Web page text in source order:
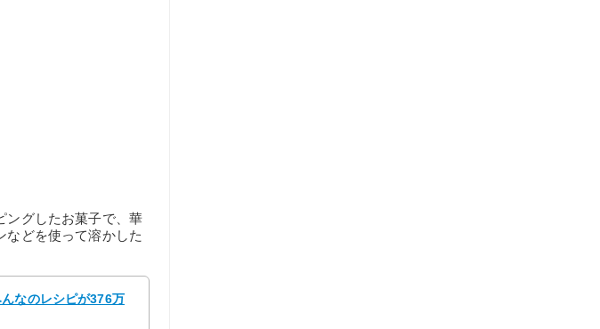
ングしたお菓子で、華
などを使って溶かした
なのレシピが376万